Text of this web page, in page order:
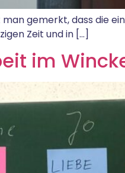
gemerkt, dass die
Zeit und in […]
im